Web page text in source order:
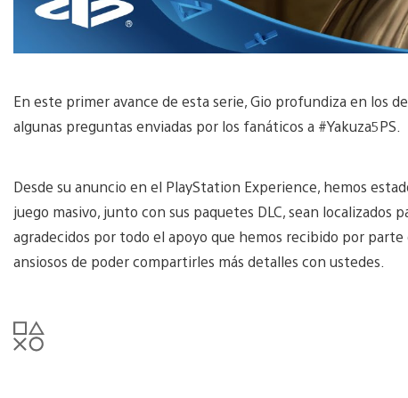
En este primer avance de esta serie, Gio profundiza en los
algunas preguntas enviadas por los fanáticos a #Yakuza5PS.
Desde su anuncio en el PlayStation Experience, hemos
juego masivo, junto con sus paquetes DLC, sean localizados
agradecidos por todo el apoyo que hemos recibido por
ansiosos de poder compartirles más detalles con ustedes.